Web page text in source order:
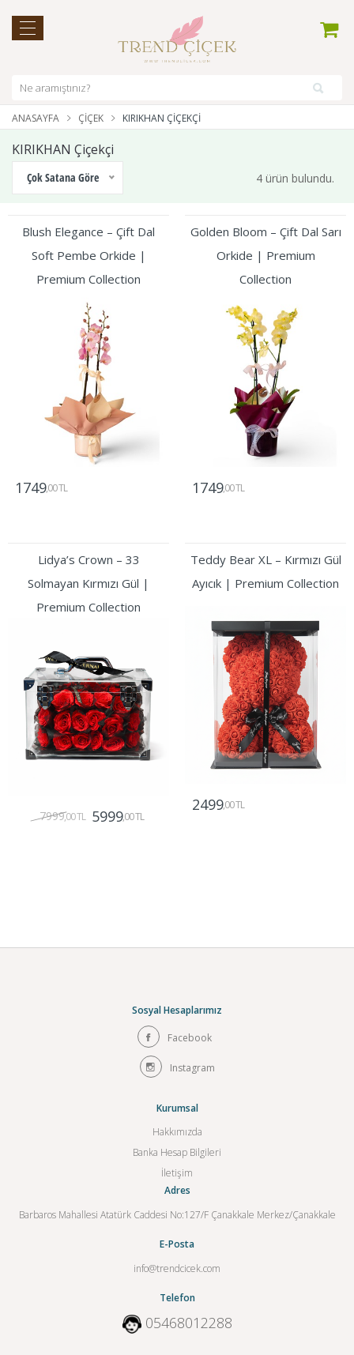
ANASAYFA ÇIÇEK KIRIKHAN ÇIÇEKÇI
KIRIKHAN Çiçekçi
Çok Satana Göre 4 ürün bulundu.
Blush Elegance – Çift Dal
Soft Pembe Orkide |
Premium Collection
1749,00 TL
Golden Bloom – Çift Dal Sarı
Orkide | Premium
Collection
1749,00 TL
Lidya’s Crown – 33
Solmayan Kırmızı Gül |
Premium Collection
7999,00 TL 5999,00 TL
Teddy Bear XL – Kırmızı Gül
Ayıcık | Premium Collection
2499,00 TL
Sosyal Hesaplarımız
Facebook
Instagram
Kurumsal
Hakkımızda
Banka Hesap Bilgileri
İletişim
Adres
Barbaros Mahallesi Atatürk Caddesi No:127/F Çanakkale Merkez/Çanakkale
E-Posta
info@trendcicek.com
Telefon
05468012288